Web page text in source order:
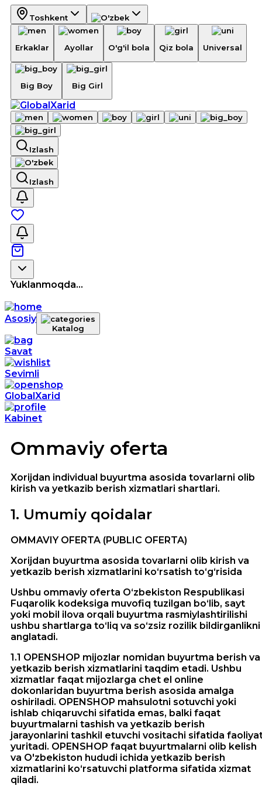
Toshkent
Erkaklar Ayollar O'g'il bola Qiz bola Universal
Big Boy Big Girl
Izlash
Izlash
Yuklanmoqda...
Asosiy
Katalog
Savat
Sevimli
GlobalXarid
Kabinet
Ommaviy oferta
Xorijdan individual buyurtma asosida tovarlarni olib
kirish va yetkazib berish xizmatlari shartlari.
1. Umumiy qoidalar
OMMAVIY OFERTA (PUBLIC OFERTA)
Xorijdan buyurtma asosida tovarlarni olib kirish va
yetkazib berish xizmatlarini ko‘rsatish to‘g‘risida
Ushbu ommaviy oferta O‘zbekiston Respublikasi
Fuqarolik kodeksiga muvofiq tuzilgan bo‘lib, sayt
yoki mobil ilova orqali buyurtma rasmiylashtirilishi
ushbu shartlarga to‘liq va so‘zsiz rozilik bildirganlikni
anglatadi.
1.1 OPENSHOP mijozlar nomidan buyurtma berish va
yetkazib berish xizmatlarini taqdim etadi. Ushbu
xizmatlar faqat mijozlarga chet el online
dokonlaridan buyurtma berish asosida amalga
oshiriladi. OPENSHOP mahsulotni sotuvchi yoki
ishlab chiqaruvchi sifatida emas, balki faqat
buyurtmalarni tashish va yetkazib berish
jarayonlarini tashkil etuvchi vositachi sifatida
yuritadi. OPENSHOP faqat buyurtmalarni olib kelish
va O'zbekiston hududi ichida yetkazib berish
xizmatlarini ko‘rsatuvchi platforma sifatida xizmat
qiladi.